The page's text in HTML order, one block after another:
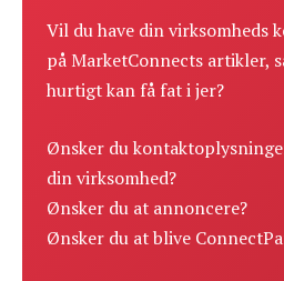
Vil du have din virksomheds
på MarketConnects artikler,
hurtigt kan få fat i jer?
Ønsker du
din virksomhed?
Ønsker du at annoncere?
Ønsker du at blive